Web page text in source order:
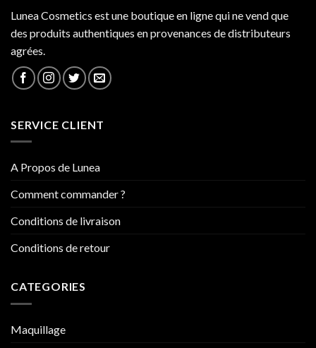
Lunea Cosmetics est une boutique en ligne qui ne vend que
des produits authentiques en provenances de distributeurs
agrées.
SERVICE CLIENT
A Propos de Lunea
Comment commander ?
Conditions de livraison
Conditions de retour
CATEGORIES
Maquillage